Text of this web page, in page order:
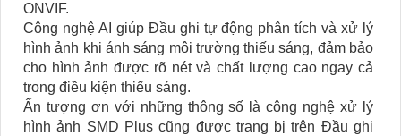
ONVIF.
Công nghệ AI giúp Đầu ghi tự động phân tích và xử lý
hình ảnh khi ánh sáng môi trường thiếu sáng, đảm bảo
cho hình ảnh được rõ nét và chất lượng cao ngay cả
trong điều kiện thiếu sáng.
Ấn tượng ơn với những thông số là công nghệ xử lý
hình ảnh SMD Plus cũng được trang bị trên Đầu ghi